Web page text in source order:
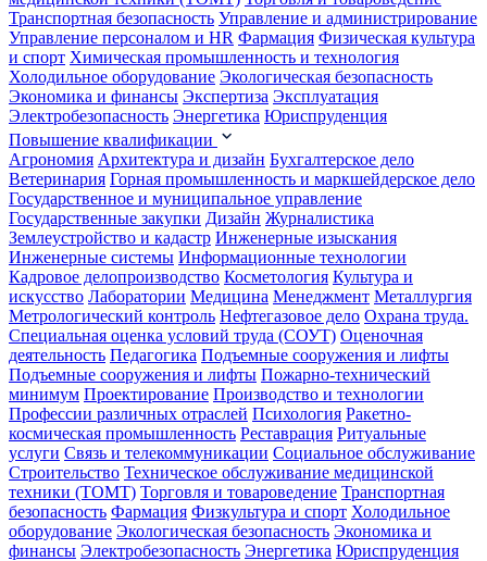
Транспортная безопасность Управление и администрирование
Управление персоналом и HR Фармация Физическая культура
и спорт Химическая промышленность и технология
Холодильное оборудование Экологическая безопасность
Экономика и финансы Экспертиза Эксплуатация
Электробезопасность Энергетика Юриспруденция
Повышение квалификации
Агрономия Архитектура и дизайн Бухгалтерское дело
Ветеринария Горная промышленность и маркшейдерское дело
Государственное и муниципальное управление
Государственные закупки Дизайн Журналистика
Землеустройство и кадастр Инженерные изыскания
Инженерные системы Информационные технологии
Кадровое делопроизводство Косметология Культура и
искусство Лаборатории Медицина Менеджмент Металлургия
Метрологический контроль Нефтегазовое дело Охрана труда.
Специальная оценка условий труда (СОУТ) Оценочная
деятельность Педагогика Подъемные сооружения и лифты
Подъемные сооружения и лифты Пожарно-технический
минимум Проектирование Производство и технологии
Профессии различных отраслей Психология Ракетно-
космическая промышленность Реставрация Ритуальные
услуги Связь и телекоммуникации Социальное обслуживание
Строительство Техническое обслуживание медицинской
техники (ТОМТ) Торговля и товароведение Транспортная
безопасность Фармация Физкультура и спорт Холодильное
оборудование Экологическая безопасность Экономика и
финансы Электробезопасность Энергетика Юриспруденция